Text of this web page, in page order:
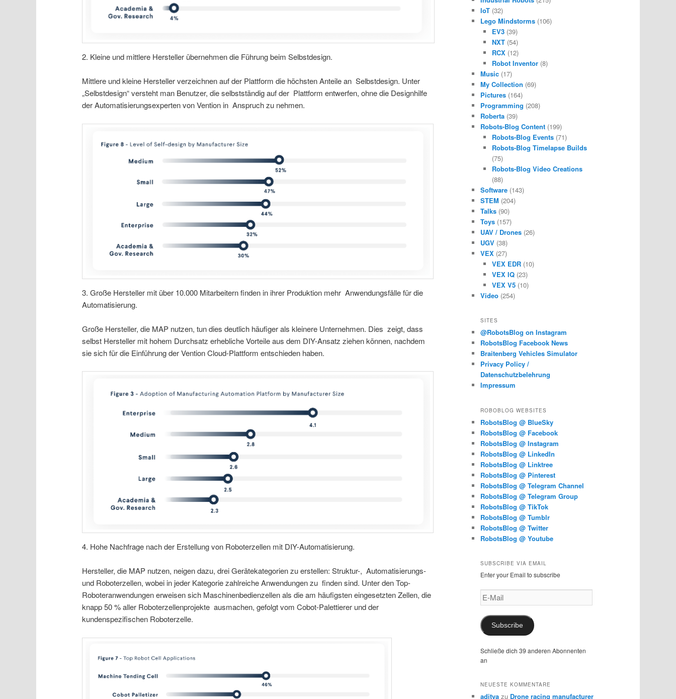
2. Kleine und mittlere Hersteller übernehmen die Führung beim Selbstdesign.
Mittlere und kleine Hersteller verzeichnen auf der Plattform die höchsten Anteile an Selbstdesign. Unter
„Selbstdesign“ versteht man Benutzer, die selbstständig auf der Plattform entwerfen, ohne die Designhilfe
der Automatisierungsexperten von Vention in Anspruch zu nehmen.
3. Große Hersteller mit über 10.000 Mitarbeitern finden in ihrer Produktion mehr Anwendungsfälle für die
Automatisierung.
Große Hersteller, die MAP nutzen, tun dies deutlich häufiger als kleinere Unternehmen. Dies zeigt, dass
selbst Hersteller mit hohem Durchsatz erhebliche Vorteile aus dem DIY-Ansatz ziehen können, nachdem
sie sich für die Einführung der Vention Cloud-Plattform entschieden haben.
4. Hohe Nachfrage nach der Erstellung von Roboterzellen mit DIY-Automatisierung.
Hersteller, die MAP nutzen, neigen dazu, drei Gerätekategorien zu erstellen: Struktur-, Automatisierungs-
und Roboterzellen, wobei in jeder Kategorie zahlreiche Anwendungen zu finden sind. Unter den Top-
Roboteranwendungen erweisen sich Maschinenbedienzellen als die am häufigsten eingesetzten Zellen, die
knapp 50 % aller Roboterzellenprojekte ausmachen, gefolgt vom Cobot-Palettierer und der
kundenspezifischen Roboterzelle.
IoT (32)
Lego Mindstorms (106)
EV3(39)
NXT(54)
RCX(12)
Robot Inventor(8)
Music (17)
My Collection (69)
Pictures (164)
Programming (208)
Roberta (39)
Robots-Blog Content (199)
Robots-Blog Events(71)
Robots-Blog Timelapse Builds
(75)
Robots-Blog Video Creations
(88)
Software (143)
STEM (204)
Talks (90)
Toys (157)
UAV / Drones (26)
UGV (38)
VEX (27)
VEX EDR(10)
VEX IQ(23)
VEX V5(10)
Video (254)
SITES
@RobotsBlog on Instagram
RobotsBlog Facebook News
Braitenberg Vehicles Simulator
Privacy Policy /
Datenschutzbelehrung
Impressum
ROBOBLOG WEBSITES
RobotsBlog @ BlueSky
RobotsBlog @ Facebook
RobotsBlog @ Instagram
RobotsBlog @ LinkedIn
RobotsBlog @ Linktree
RobotsBlog @ Pinterest
RobotsBlog @ Telegram Channel
RobotsBlog @ Telegram Group
RobotsBlog @ TikTok
RobotsBlog @ Tumblr
RobotsBlog @ Twitter
RobotsBlog @ Youtube
SUBSCRIBE VIA EMAIL
Enter your Email to subscribe
E-
Mail
Subscribe
Schließe dich 39 anderen Abonnenten
an
NEUESTE KOMMENTARE
aditya zu Drone racing manufacturer